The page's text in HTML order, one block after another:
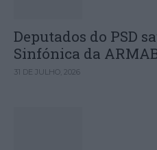
Deputados do PSD
Sinfónica da
31 DE JULHO, 2026